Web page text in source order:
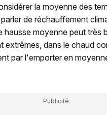
la moyenne des
de réchauffement
hausse moyenne peut très
extrêmes, dans le chaud
par l'emporter en